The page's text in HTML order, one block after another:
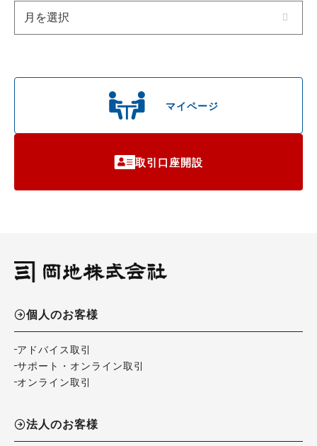
マイページ
取引口座開設
個人のお客様
アドバイス取引
サポート・オンライン取引
オンライン取引
法人のお客様